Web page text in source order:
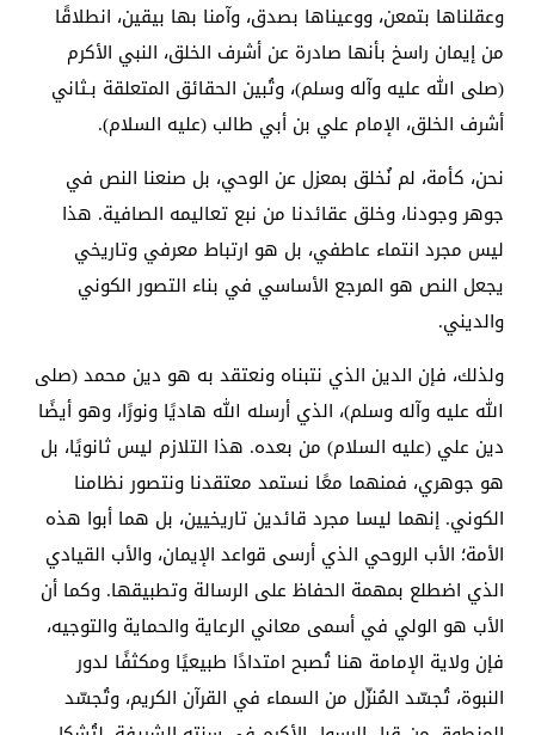
وعقلناها بتمعن، ووعيناها بصدق، وآمنا بها بيقين، انطلاقًا
من إيمان راسخ بأنها صادرة عن أشرف الخلق، النبي الأكرم
(صلى الله عليه وآله وسلم)، وتُبين الحقائق المتعلقة بـثاني
أشرف الخلق، الإمام علي بن أبي طالب (عليه السلام).
نحن، كأمة، لم نُخلق بمعزل عن الوحي، بل صنعنا النص في
جوهر وجودنا، وخلق عقائدنا من نبع تعاليمه الصافية. هذا
ليس مجرد انتماء عاطفي، بل هو ارتباط معرفي وتاريخي
يجعل النص هو المرجع الأساسي في بناء التصور الكوني
والديني.
ولذلك، فإن الدين الذي نتبناه ونعتقد به هو دين محمد (صلى
الله عليه وآله وسلم)، الذي أرسله الله هاديًا ونورًا، وهو أيضًا
دين علي (عليه السلام) من بعده. هذا التلازم ليس ثانويًا، بل
هو جوهري، فمنهما معًا نستمد معتقدنا ونتصور نظامنا
الكوني. إنهما ليسا مجرد قائدين تاريخيين، بل هما أبوا هذه
الأمة؛ الأب الروحي الذي أرسى قواعد الإيمان، والأب القيادي
الذي اضطلع بمهمة الحفاظ على الرسالة وتطبيقها. وكما أن
الأب هو الولي في أسمى معاني الرعاية والحماية والتوجيه،
فإن ولاية الإمامة هنا تُصبح امتدادًا طبيعيًا ومكثفًا لدور
النبوة، تُجسّد المُنزّل من السماء في القرآن الكريم، وتُجسّد